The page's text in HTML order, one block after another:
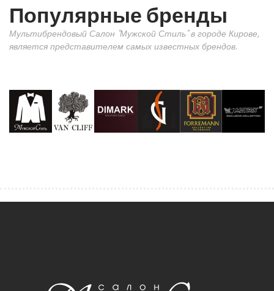
Популярные бренды
Мультибрендовый Салон "Мужской Стиль" в городе Кирове,
является представителем самых известных брендов.